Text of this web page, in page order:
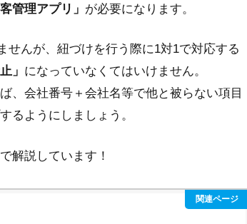
客管理アプリ」 が必要になります。
んが、紐づけを行う際に1対1で対応する
」 になっていなくてはいけません。
、 会社番号＋会社名等で他と被らない項目
るようにしましょう。
解説しています！